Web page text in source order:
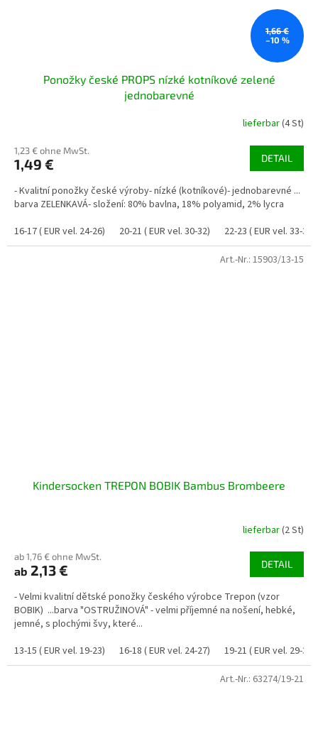
1,66 €
–10 %
Ponožky české PROPS nízké kotníkové zelené
jednobarevné
lieferbar(4 St)
1,23 € ohne MwSt.
1,49 € DETAIL
- Kvalitní ponožky české výroby- nízké (kotníkové)- jednobarevné ...
barva ZELENKAVÁ- složení: 80% bavlna, 18% polyamid, 2% lycra
16-17 ( EUR vel. 24-26)
20-21 ( EUR vel. 30-32) 22-23 ( EUR vel. 33-35)
Kindersocken TREPON BOBIK Bambus Brombeere
lieferbar(2 St)
ab 1,76 € ohne MwSt.
ab 2,13 € DETAIL
- Velmi kvalitní dětské ponožky českého výrobce Trepon (vzor
BOBIK) ...barva "OSTRUŽINOVÁ" - velmi příjemné na nošení, hebké,
jemné, s plochými švy, které...
13-15 ( EUR vel. 19-23)
16-18 ( EUR vel. 24-27) 19-21 ( EUR vel. 29-32)
Art.-Nr.: 15903/13-15
Art.-Nr.: 63274/19-21